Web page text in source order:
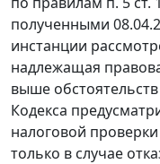
полученными
инстанции
надлежащая
выше обстоятельств
Кодекса
налоговой
только в случае